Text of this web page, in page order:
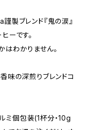
製ブレンド『鬼の涙』
ーです。
はわかりません。
味の深煎りブレンドコ
ミ個包装(1杯分・10g